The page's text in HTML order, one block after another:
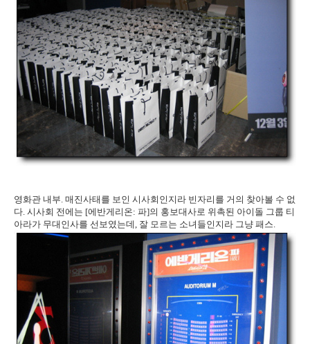
영화관 내부. 매진사태를 보인 시사회인지라 빈자리를 거의 찾아볼 수 없
다. 시사회 전에는 [에반게리온: 파]의 홍보대사로 위촉된 아이돌 그룹 티
아라가 무대인사를 선보였는데, 잘 모르는 소녀들인지라 그냥 패스.